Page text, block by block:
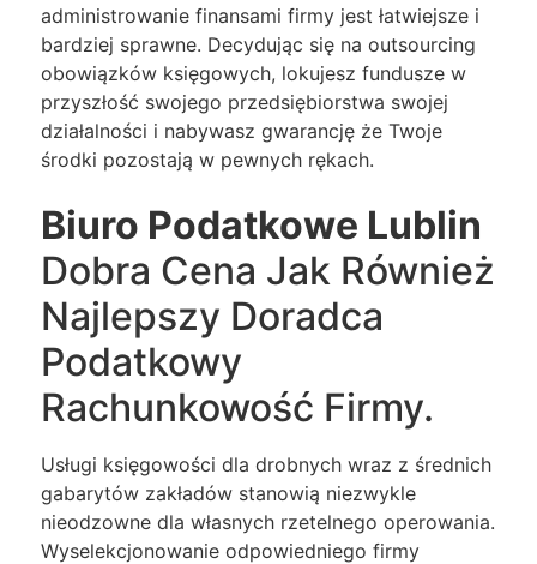
administrowanie finansami firmy jest łatwiejsze i
bardziej sprawne. Decydując się na outsourcing
obowiązków księgowych, lokujesz fundusze w
przyszłość swojego przedsiębiorstwa swojej
działalności i nabywasz gwarancję że Twoje
środki pozostają w pewnych rękach.
Biuro Podatkowe Lublin
Dobra Cena Jak Również
Najlepszy Doradca
Podatkowy
Rachunkowość Firmy.
Usługi księgowości dla drobnych wraz z średnich
gabarytów zakładów stanowią niezwykle
nieodzowne dla własnych rzetelnego operowania.
Wyselekcjonowanie odpowiedniego firmy